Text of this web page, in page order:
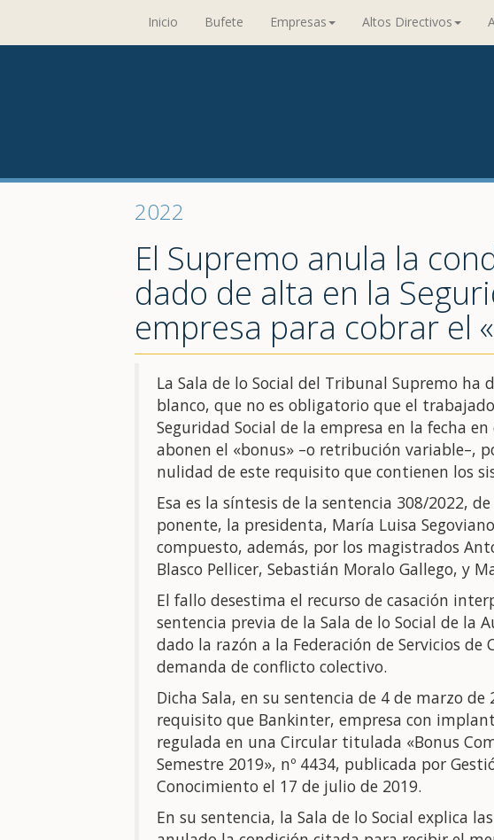
Inicio Bufete Empresas Altos Directivos
2022
El Supremo anula la
dado de alta en la
empresa para cobrar el
La Sala de lo Social del Tribunal Supremo ha
blanco, que no es obligatorio que el
Seguridad Social de la empresa en la fecha
abonen el «bonus» –o retribución variable–,
nulidad de este requisito que contienen los
Esa es la síntesis de la sentencia 308/2022,
ponente, la presidenta, María Luisa
compuesto, además, por los magistrados
Blasco Pellicer, Sebastián Moralo Gallego, y
El fallo desestima el recurso de casación
sentencia previa de la Sala de lo Social de la
dado la razón a la Federación de Servicios de
demanda de conflicto colectivo.
Dicha Sala, en su sentencia de 4 de marzo
requisito que Bankinter, empresa con
regulada en una Circular titulada «Bonus
Semestre 2019», nº 4434, publicada por
Conocimiento el 17 de julio de 2019.
En su sentencia, la Sala de lo Social explica